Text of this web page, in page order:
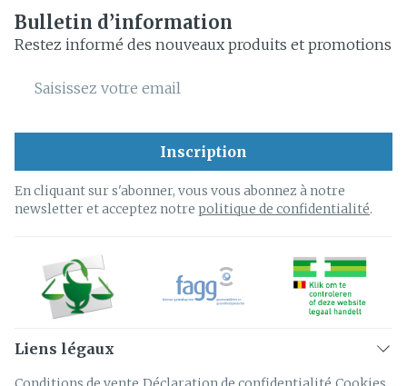
Bulletin d’information
Restez informé des nouveaux produits et promotions
Adresse mail
Inscription
En cliquant sur s'abonner, vous vous abonnez à notre
newsletter et acceptez notre politique de confidentialité.
Liens légaux